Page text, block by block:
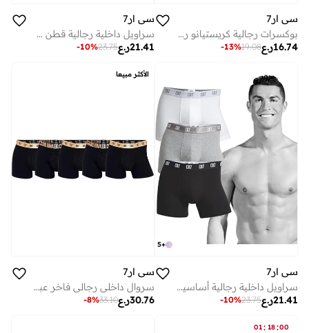
سي ار7
بوكسرات رجالية كريستيانو رونالدو قطع
ر.ع16.74
19.08
-13%
سي ار7
سراويل داخلية رجالية قطن مطاطي قطع متعددة الألوان
ر.ع21.41
23.75
-10%
+
5
سي ار7
سراويل داخلية رجالية أساسية قطن مطاطي فاخر عبوة من قطع متعددة الألوان
ر.ع21.41
23.75
-10%
الأكثر مبيعا
سي ار7
سروال داخلي رجالي فاخر عبوة قطع مع حقيبة سفر بسحاب - أسود وذهبي
ر.ع30.76
33.10
-8%
01: 18:00